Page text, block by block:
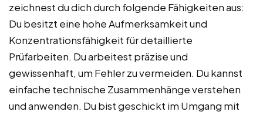
zeichnest du dich durch folgende Fähigkeiten aus:
Du besitzt eine hohe Aufmerksamkeit und
Konzentrationsfähigkeit für detaillierte
Prüfarbeiten. Du arbeitest präzise und
gewissenhaft, um Fehler zu vermeiden. Du kannst
einfache technische Zusammenhänge verstehen
und anwenden. Du bist geschickt im Umgang mit